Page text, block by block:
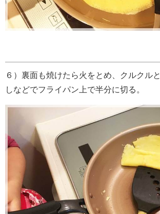
６）裏面も焼けたら火をとめ、クルクル
しなどでフライパン上で半分に切る。